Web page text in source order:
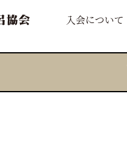
入会について